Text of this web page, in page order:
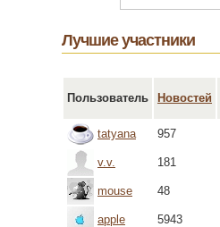
Лучшие участники
Пользователь Новостей
tatyana 957
v.v. 181
mouse 48
apple 5943